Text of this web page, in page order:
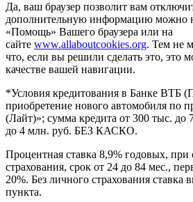
Да, ваш браузер позволит вам
дополнительную информацию можно
«Помощь» Вашего браузера или на
сайте www.allaboutcookies.org. Тем не
что, если вы решили сделать это, это
качестве вашей навигации.
*Условия кредитования в Банке ВТБ
приобретение нового автомобиля по
(Лайт)»; сумма кредита от 300 тыс.
до 4 млн. руб. БЕЗ КАСКО.
Процентная ставка 8,9% годовых,
страхования, срок от 24 до 84 мес.,
20%. Без личного страхования
пункта.